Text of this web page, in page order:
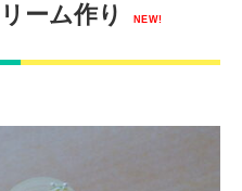
ーム作り
NEW!